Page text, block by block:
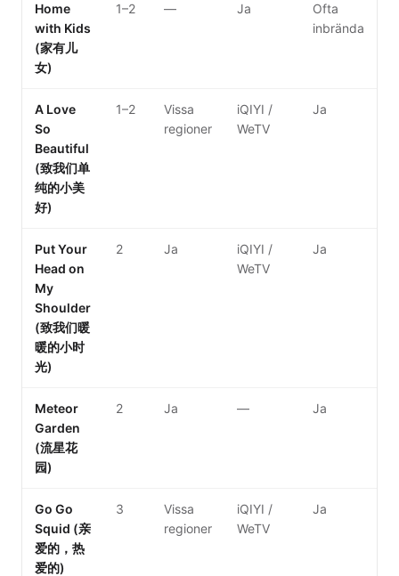
Home
with Kids
(家有儿
女)
1–2 — Ja
Ofta
inbrända
A Love
So
Beautiful
(致我们单
纯的小美
好)
1–2
Vissa
regioner
iQIYI /
WeTV
Ja
Put Your
Head on
My
Shoulder
(致我们暖
暖的小时
光)
2 Ja
iQIYI /
WeTV
Ja
Meteor
Garden
(流星花
园)
2 Ja — Ja
Go Go
Squid (亲
爱的，热
爱的)
3
Vissa
regioner
iQIYI /
WeTV
Ja